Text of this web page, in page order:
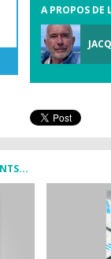
A PROPOS DE